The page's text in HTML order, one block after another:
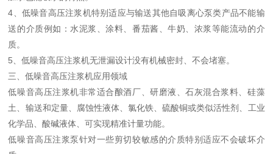
4、 低噪音高压注浆机特别适应与输送其他自吸离心泵类产品不能输
送的介质例如：水泥浆、涂料、番茄酱、牛奶、浓浆等能流动的介
质。
5、低噪音高压注浆机无泄漏设计没有机械密封、不会堵塞。
三、低噪音高压注浆机应用领域
低噪音高压注浆机非常适合酿酒厂、研磨液、石灰混合浆料、硅藻
土、输送和定量、腐蚀性液体、氯化铁、硫酸铜或类似活性剂、工业
化学品、酸碱液体、可实现精准计量功能。
低噪音高压注浆泵针对一些剪切较敏感的介质特别适应不会破坏介